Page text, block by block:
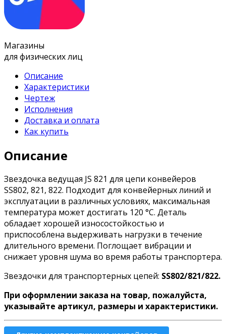
Магазины
для физических лиц
Описание
Характеристики
Чертеж
Исполнения
Доставка и оплата
Как купить
Описание
Звездочка ведущая JS 821 для цепи конвейеров
SS802, 821, 822. Подходит для конвейерных линий и
эксплуатации в различных условиях, максимальная
температура может достигать 120 °C. Деталь
обладает хорошей износостойкостью и
приспособлена выдерживать нагрузки в течение
длительного времени. Поглощает вибрации и
снижает уровня шума во время работы транспортера.
Звездочки для транспортерных цепей: SS802/821/822.
При оформлении заказа на товар, пожалуйста,
указывайте артикул, размеры и характеристики.